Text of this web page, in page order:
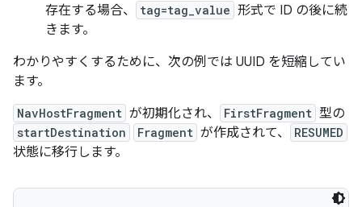
存在する場合、
tag=tag_value 形式で ID の後に続
きます。
わかりやすくするために、次の例では UUID を短縮してい
ます。
NavHostFragment が初期化され、 FirstFragment 型の
startDestination Fragment が作成されて、 RESUMED
状態に移行します。